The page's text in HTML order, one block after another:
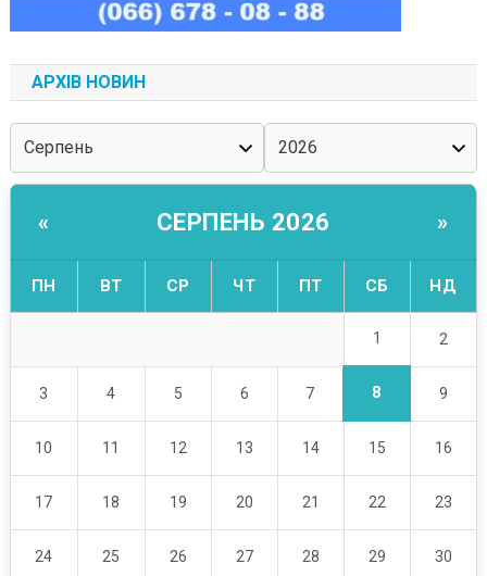
АРХІВ НОВИН
« СЕРПЕНЬ 2026 »
ПН ВТ СР ЧТ ПТ СБ НД
1 2
3 4 5 6 7 8 9
10 11 12 13 14 15 16
17 18 19 20 21 22 23
24 25 26 27 28 29 30